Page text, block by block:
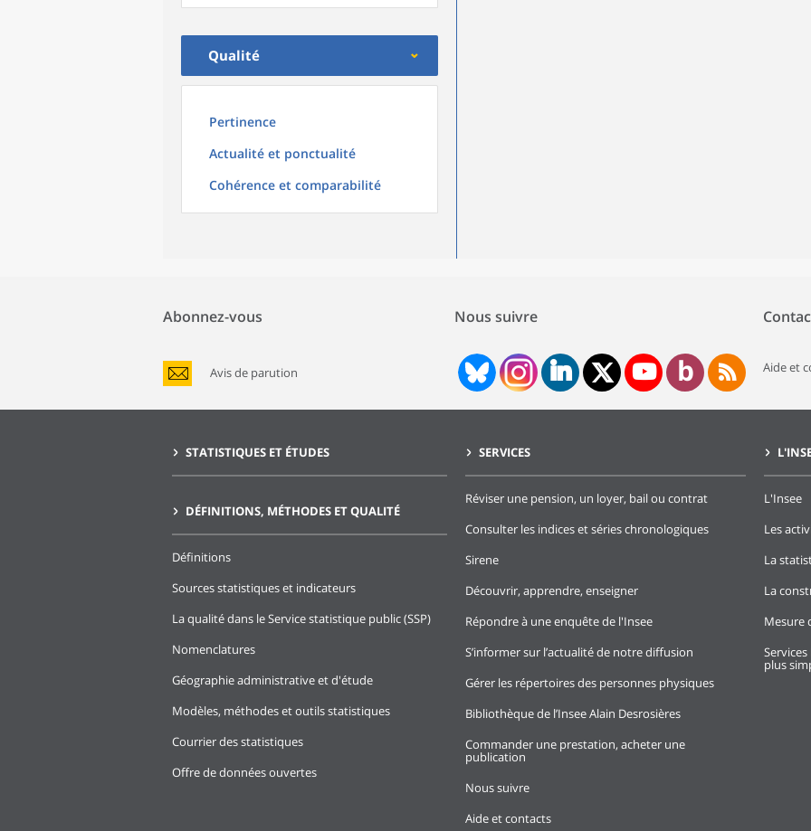
Qualité
Pertinence
Actualité et ponctualité
Cohérence et comparabilité
Abonnez-vous
Avis de parution
Nous suivre
Aide et
STATISTIQUES ET ÉTUDES
DÉFINITIONS, MÉTHODES ET QUALITÉ
Définitions
Sources statistiques et indicateurs
La qualité dans le Service statistique public (SSP)
Nomenclatures
Géographie administrative et d'étude
Modèles, méthodes et outils statistiques
Courrier des statistiques
Offre de données ouvertes
SERVICES
Réviser une pension, un loyer, bail ou contrat
Consulter les indices et séries chronologiques
Sirene
Découvrir, apprendre, enseigner
Répondre à une enquête de l'Insee
S’informer sur l’actualité de notre diffusion
Gérer les répertoires des personnes physiques
Bibliothèque de l’Insee Alain Desrosières
Commander une prestation, acheter une
publication
Nous suivre
Aide et contacts
L'Insee
Les
La
La
Mesure
plus